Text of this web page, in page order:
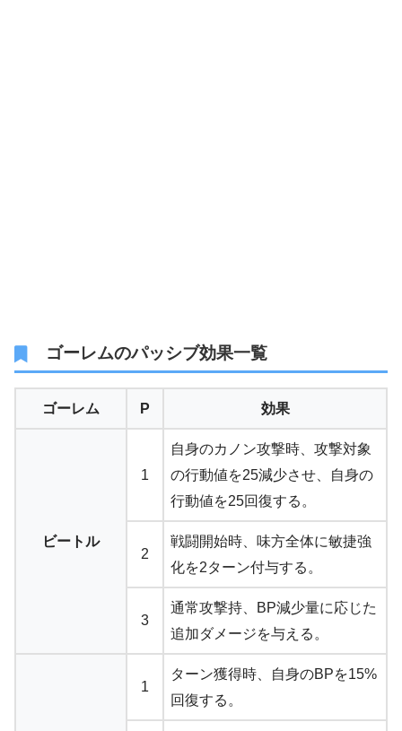
ゴーレムのパッシブ効果一覧
ゴーレム P 効果
ビートル
1
自身のカノン攻撃時、攻撃対象
の行動値を25減少させ、自身の
行動値を25回復する。
2
戦闘開始時、味方全体に敏捷強
化を2ターン付与する。
3
通常攻撃持、BP減少量に応じた
追加ダメージを与える。
1
ターン獲得時、自身のBPを15%
回復する。